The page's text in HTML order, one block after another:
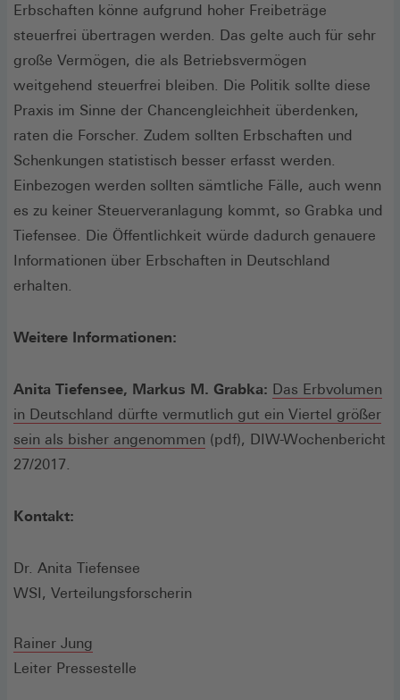
Erbschaften könne aufgrund hoher Freibeträge
steuerfrei übertragen werden. Das gelte auch für sehr
große Vermögen, die als Betriebsvermögen
weitgehend steuerfrei bleiben. Die Politik sollte diese
Praxis im Sinne der Chancengleichheit überdenken,
raten die Forscher. Zudem sollten Erbschaften und
Schenkungen statistisch besser erfasst werden.
Einbezogen werden sollten sämtliche Fälle, auch wenn
es zu keiner Steuerveranlagung kommt, so Grabka und
Tiefensee. Die Öffentlichkeit würde dadurch genauere
Informationen über Erbschaften in Deutschland
erhalten.
Weitere Informationen:
Anita Tiefensee, Markus M. Grabka: Das Erbvolumen
in Deutschland dürfte vermutlich gut ein Viertel größer
sein als bisher angenommen (Öffnet
(pdf), DIW-Wochenbericht
27/2017.
Kontakt:
Dr. Anita Tiefensee
WSI, Verteilungsforscherin
Rainer Jung
Leiter Pressestelle